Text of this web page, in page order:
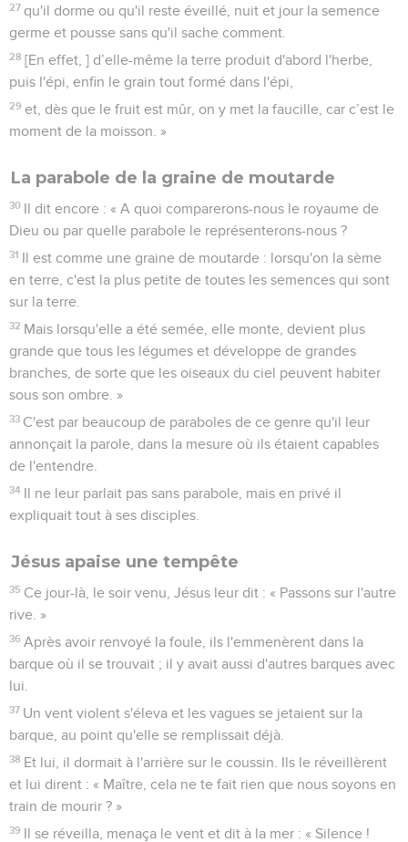
27 qu'il dorme ou qu'il reste éveillé, nuit et jour la semence
germe et pousse sans qu'il sache comment.
28 [En effet, ] d’elle-même la terre produit d'abord l'herbe,
puis l'épi, enfin le grain tout formé dans l'épi,
29 et, dès que le fruit est mûr, on y met la faucille, car c’est le
moment de la moisson. »
La parabole de la graine de moutarde
30 Il dit encore : « A quoi comparerons-nous le royaume de
Dieu ou par quelle parabole le représenterons-nous ?
31 Il est comme une graine de moutarde : lorsqu'on la sème
en terre, c'est la plus petite de toutes les semences qui sont
sur la terre.
32 Mais lorsqu'elle a été semée, elle monte, devient plus
grande que tous les légumes et développe de grandes
branches, de sorte que les oiseaux du ciel peuvent habiter
sous son ombre. »
33 C'est par beaucoup de paraboles de ce genre qu'il leur
annonçait la parole, dans la mesure où ils étaient capables
de l'entendre.
34 Il ne leur parlait pas sans parabole, mais en privé il
expliquait tout à ses disciples.
Jésus apaise une tempête
35 Ce jour-là, le soir venu, Jésus leur dit : « Passons sur l'autre
rive. »
36 Après avoir renvoyé la foule, ils l'emmenèrent dans la
barque où il se trouvait ; il y avait aussi d'autres barques avec
lui.
37 Un vent violent s'éleva et les vagues se jetaient sur la
barque, au point qu'elle se remplissait déjà.
38 Et lui, il dormait à l'arrière sur le coussin. Ils le réveillèrent
et lui dirent : « Maître, cela ne te fait rien que nous soyons en
train de mourir ? »
39 Il se réveilla, menaça le vent et dit à la mer : « Silence !